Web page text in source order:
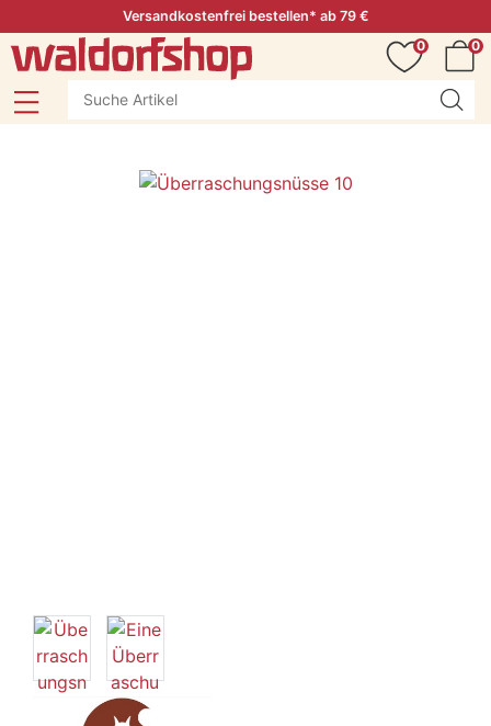
Versandkostenfrei bestellen* ab 79 €
0
0